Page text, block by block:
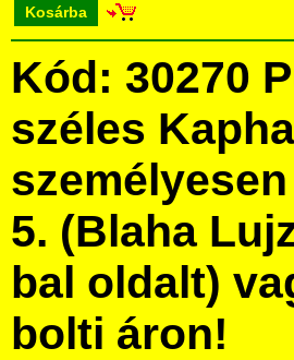
Kosárba
Kód: 30270
széles
5. (Blaha
bal oldalt)
bolti áron!